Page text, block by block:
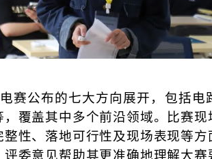
赛公布的七大方向展开，包括
覆盖其中多个前沿领域。比赛
性、落地可行性及现场表现等
委意见帮助其更准确地理解大